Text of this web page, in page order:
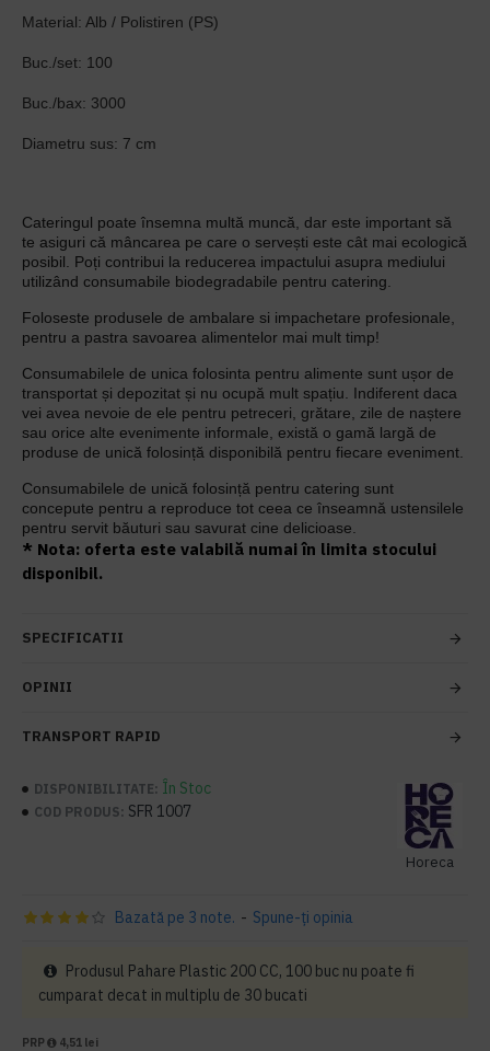
Material: Alb / Polistiren (PS)
Buc./set: 100
Buc./bax: 3000
Diametru sus: 7 cm
Cateringul poate însemna multă muncă, dar este important să
te asiguri că mâncarea pe care o servești este cât mai ecologică
posibil. Poți contribui la reducerea impactului asupra mediului
utilizând consumabile biodegradabile pentru catering.
Foloseste produsele de ambalare si impachetare profesionale,
pentru a pastra savoarea alimentelor mai mult timp!
Consumabilele de unica folosinta pentru alimente sunt ușor de
transportat și depozitat și nu ocupă mult spațiu. Indiferent daca
vei avea nevoie de ele pentru petreceri, grătare, zile de naștere
sau orice alte evenimente informale, există o gamă largă de
produse de unică folosință disponibilă pentru fiecare eveniment.
Consumabilele de unică folosință pentru catering sunt
concepute pentru a reproduce tot ceea ce înseamnă ustensilele
pentru servit băuturi sau savurat cine delicioase.
* Nota: oferta este valabilă numai în limita stocului
disponibil.
SPECIFICATII
OPINII
TRANSPORT RAPID
DISPONIBILITATE: În Stoc
COD PRODUS: SFR 1007
Horeca
Bazată pe 3 note. - Spune-ţi opinia
PRP 4,51 lei
Produsul Pahare Plastic 200 CC, 100 buc nu poate fi
cumparat decat in multiplu de 30 bucati